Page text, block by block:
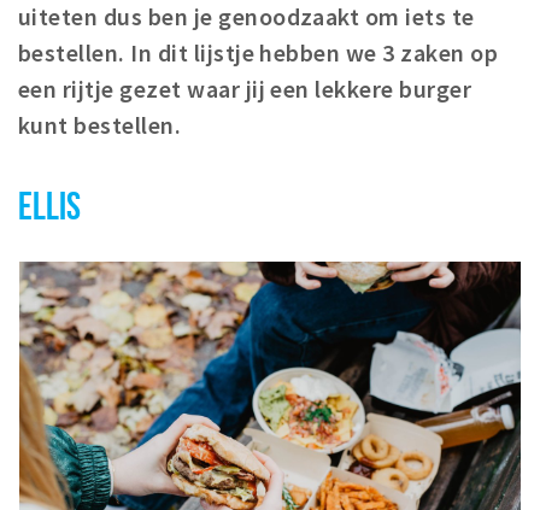
Bezienswaardigheden
Musea, theaters & podia
Uitjes & activiteiten
Natuurgebieden
Sport
Privacy
Inloggen
uiteten dus ben je genoodzaakt om iets te
bestellen. In dit lijstje hebben we 3 zaken op
een rijtje gezet waar jij een lekkere burger
kunt bestellen.
ELLIS